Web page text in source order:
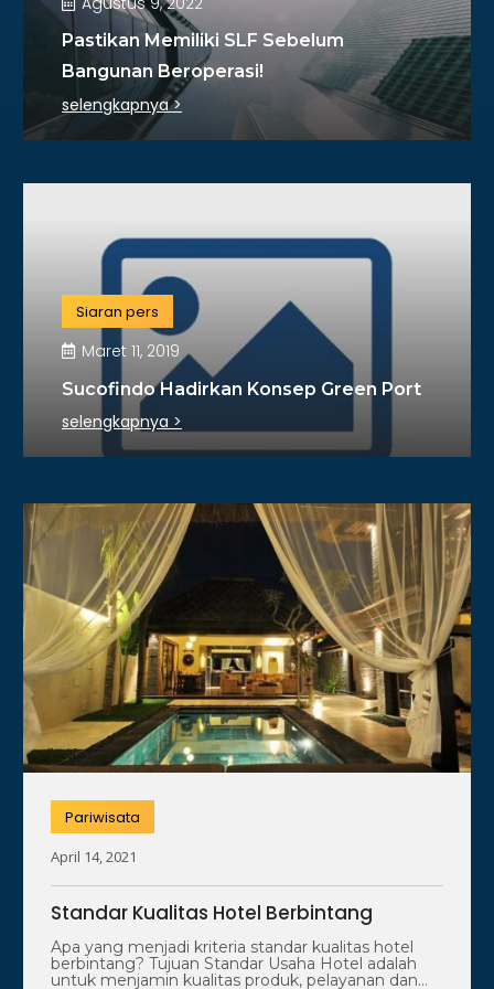
Pastikan Memiliki SLF Sebelum
Bangunan Beroperasi!
selengkapnya >
Siaran pers
Maret 11, 2019
Sucofindo Hadirkan Konsep Green Port
selengkapnya >
Pariwisata
April 14, 2021
Standar Kualitas Hotel Berbintang
Apa yang menjadi kriteria standar kualitas hotel
berbintang? Tujuan Standar Usaha Hotel adalah
untuk menjamin kualitas produk, pelayanan dan